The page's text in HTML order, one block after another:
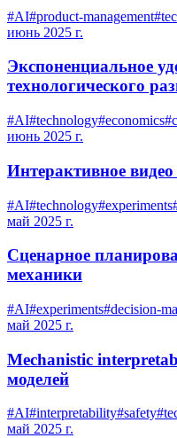
#AI#product-management#
июнь 2025 г.
Экспоненциальное
технологического
#AI#technology#economics#
июнь 2025 г.
Интерактивное
#AI#technology#experiments
май 2025 г.
Сценарное
механики
#AI#experiments#decision-
май 2025 г.
Mechanistic
моделей
#AI#interpretability#safety#
май 2025 г.